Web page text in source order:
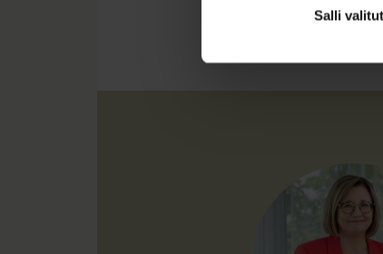
Salli valitut
SOSIAALITURVA